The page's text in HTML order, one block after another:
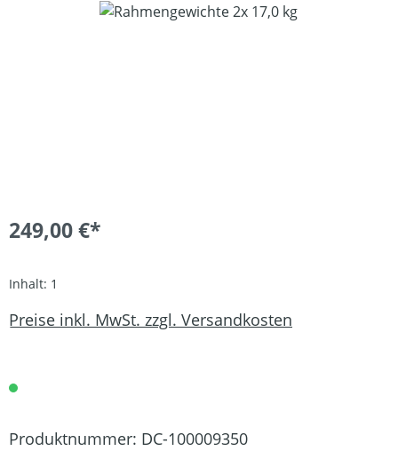
Bildergalerie überspringen
249,00 €*
Inhalt: 1
Preise inkl. MwSt. zzgl. Versandkosten
Produktnummer: DC-100009350